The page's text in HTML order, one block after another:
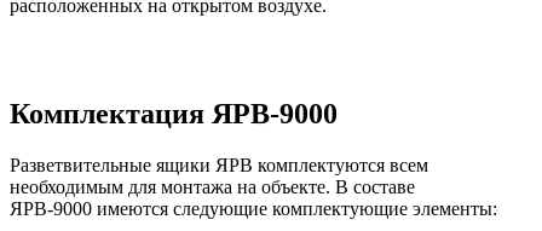
расположенных на открытом воздухе.
Комплектация ЯРВ-9000
Разветвительные ящики ЯРВ комплектуются всем
необходимым для монтажа на объекте. В составе
ЯРВ-9000 имеются следующие комплектующие элементы: